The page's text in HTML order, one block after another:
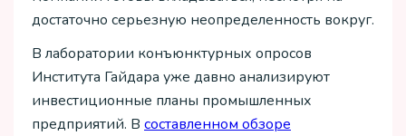
достаточно серьезную неопределенность вокруг.
В лаборатории конъюнктурных опросов
Института Гайдара уже давно анализируют
инвестиционные планы промышленных
предприятий. В составленном обзоре